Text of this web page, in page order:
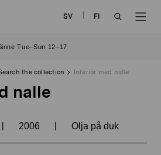
SV
FI
Tue–Sun 12–17
the collection Interiör med nalle
nalle
| 2006 | Olja på duk